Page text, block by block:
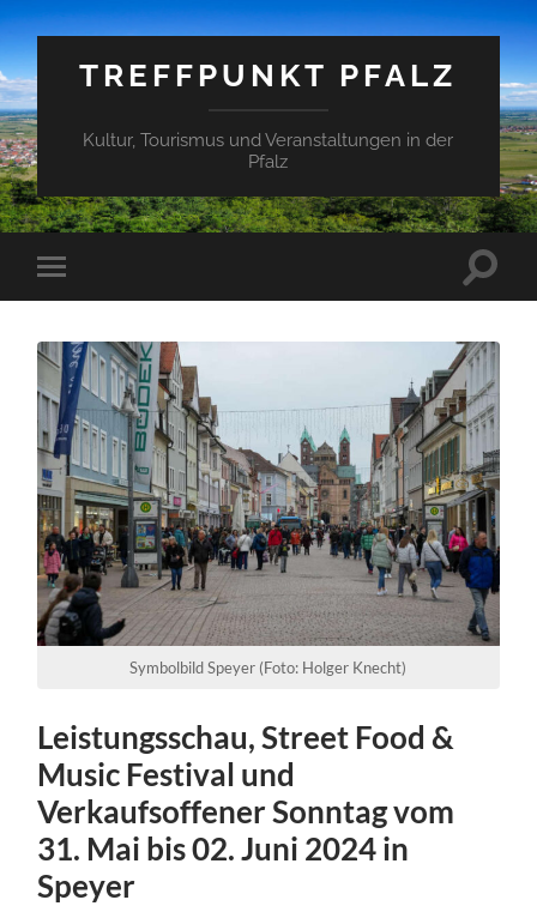
TREFFPUNKT PFALZ
Kultur, Tourismus und Veranstaltungen in der
Pfalz
Mobile-
Menü
Symbolbild Speyer (Foto: Holger Knecht)
Leistungsschau, Street Food &
Music Festival und
Verkaufsoffener Sonntag vom
31. Mai bis 02. Juni 2024 in
Speyer